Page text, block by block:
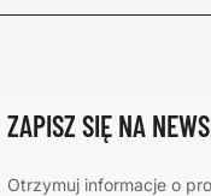
ZAPISZ SIĘ NA
Otrzymuj informacje o